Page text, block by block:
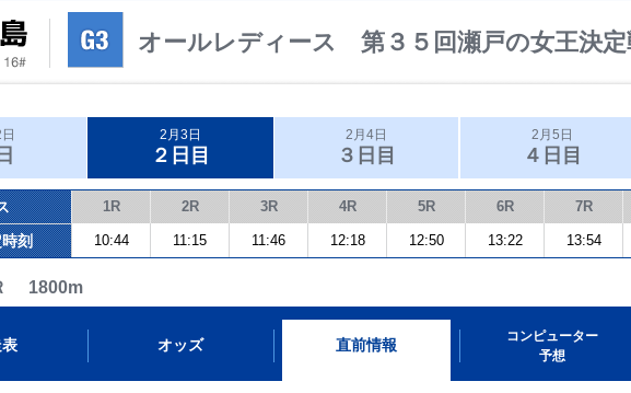
オールレディース 第３５回瀬戸の女王決定
2月3日
２日目
2月4日
３日目
2月5日
４日目
1R 2R 3R 4R 5R 6R 7R
刻 10:44 11:15 11:46 12:18 12:50 13:22 13:54
1800m
オッズ 直前情報
コンピューター
予想